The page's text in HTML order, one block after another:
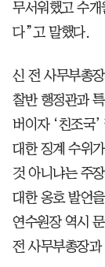
무서워했고 수
다”고 말했다.
신 전 사무부총
찰반 행정관과
버이자 ‘친조국
대한 징계 수위
것 아니냐는 주
대한 옹호 발언
연수원장 역시
전 사무부총장